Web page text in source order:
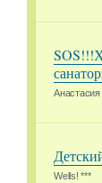
Wells! ***